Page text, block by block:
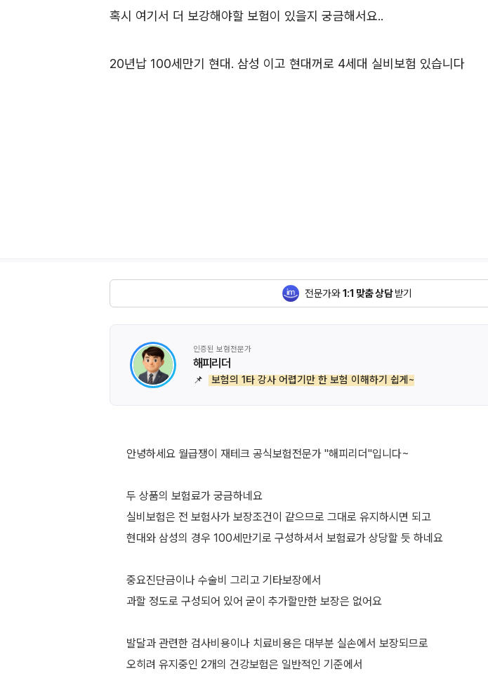
혹시 여기서 더 보강해야할 보험이 있을지 궁금해서요..
20년납 100세만기 현대. 삼성 이고 현대꺼로 4세대 실비보험 있습니다
전문가와1:1 맞춤 상담받기
인증된 보험전문가
해피리더
📌 보험의 1타 강사 어렵기만 한 보험 이해하기 쉽게~
안녕하세요 월급쟁이 재테크 공식보험전문가 "해피리더"입니다~
두 상품의 보험료가 궁금하네요
실비보험은 전 보험사가 보장조건이 같으므로 그대로 유지하시면 되고
현대와 삼성의 경우 100세만기로 구성하셔서 보험료가 상당할 듯 하네요
중요진단금이나 수술비 그리고 기타보장에서
과할 정도로 구성되어 있어 굳이 추가할만한 보장은 없어요
발달과 관련한 검사비용이나 치료비용은 대부분 실손에서 보장되므로
오히려 유지중인 2개의 건강보험은 일반적인 기준에서